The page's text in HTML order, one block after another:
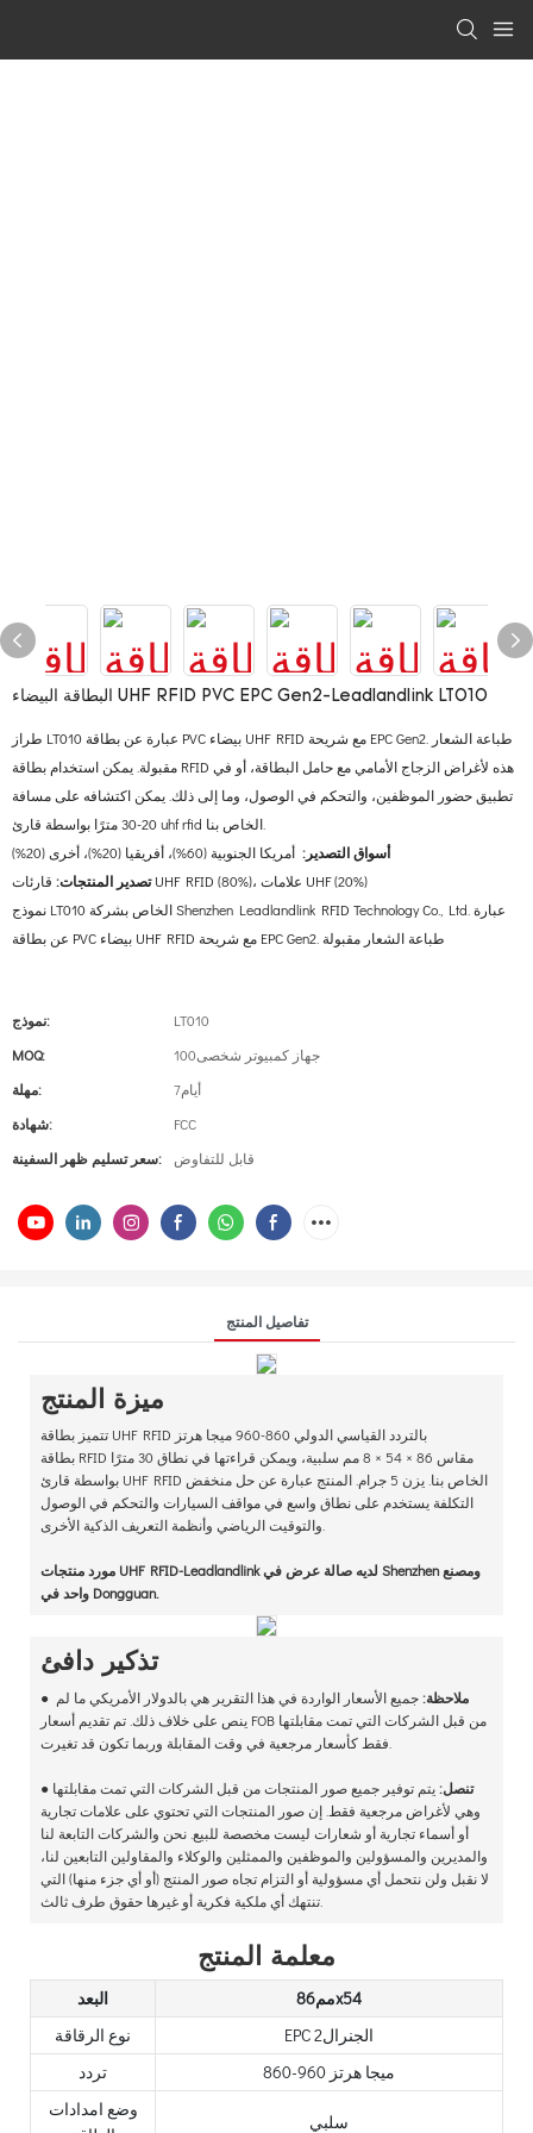
البطاقة البيضاء UHF RFID PVC EPC Gen2-Leadlandlink LT010
طراز LT010 عبارة عن بطاقة PVC بيضاء UHF RFID مع شريحة EPC Gen2. طباعة الشعار
مقبولة. يمكن استخدام بطاقة RFID هذه لأغراض الزجاج الأمامي مع حامل البطاقة، أو في
تطبيق حضور الموظفين، والتحكم في الوصول، وما إلى ذلك. يمكن اكتشافه على مسافة
أسواق التصدير: أمريكا الجنوبية (60%)، أفريقيا (20%)، أخرى (20%)
تصدير المنتجات:
قارئات UHF RFID (80%)، علامات UHF (20%)
نموذج LT010 الخاص بشركة Shenzhen Leadlandlink RFID Technology Co., Ltd. عبارة
نموذج:
LT010
MOQ:
جهاز كمبيوتر شخصى100
مهلة:
أيام7
شهادة:
FCC
سعر تسليم ظهر السفينة:
قابل للتفاوض
تفاصيل المنتج
ميزة المنتج
تتميز بطاقة UHF RFID بالتردد القياسي الدولي 860-960 ميجا هرتز
بطاقة RFID مقاس 86 × 54 × 8 مم سلبية، ويمكن قراءتها في نطاق 30 مترًا
بواسطة قارئ UHF RFID الخاص بنا. يزن 5 جرام. المنتج عبارة عن حل منخفض
التكلفة يستخدم على نطاق واسع في مواقف السيارات والتحكم في الوصول
والتوقيت الرياضي وأنظمة التعريف الذكية الأخرى.
مورد منتجات UHF RFID-Leadlandlink لديه صالة عرض في Shenzhen ومصنع
واحد في Dongguan.
تذكير دافئ
● ملاحظة:جميع الأسعار الواردة في هذا التقرير هي بالدولار الأمريكي ما لم
ينص على خلاف ذلك. تم تقديم أسعار FOB من قبل الشركات التي تمت مقابلتها
● تنصل:يتم توفير جميع صور المنتجات من قبل الشركات التي تمت مقابلتها
وهي لأغراض مرجعية فقط. إن صور المنتجات التي تحتوي على علامات تجارية
أو أسماء تجارية أو شعارات ليست مخصصة للبيع. نحن والشركات التابعة لنا
والمديرين والمسؤولين والموظفين والممثلين والوكلاء والمقاولين التابعين لنا،
لا نقبل ولن نتحمل أي مسؤولية أو التزام تجاه صور المنتج (أو أي جزء منها) التي
تنتهك أي ملكية فكرية أو غيرها حقوق طرف ثالث.
معلمة المنتج
البعد
مم86x54
نوع الرقاقة
EPC الجنرال2
تردد
860-960 ميجا هرتز
وضع امدادات
سلبي